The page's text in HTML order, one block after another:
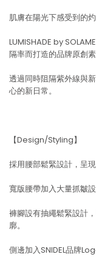
肌膚在陽光下感受到的
LUMISHADE by
隔率而打造的品牌原創素
透過同時阻隔紫外線與
心的新日常。
【Design/Styling】
採用腰部鬆緊設計，呈
寬版腰帶加入大量抓皺
褲腳設有抽繩鬆緊設計
廓。
側邊加入SNIDEL品牌